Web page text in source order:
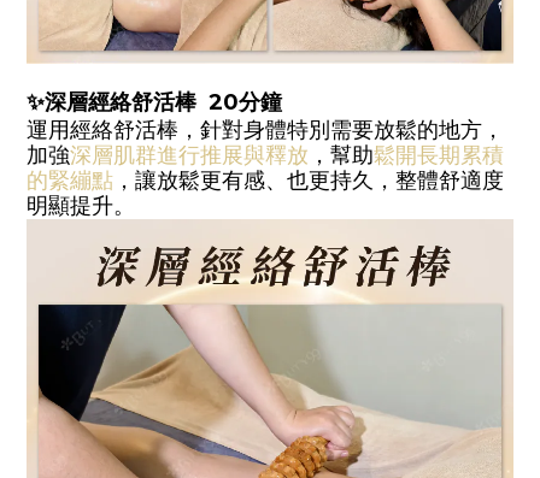
✨深層經絡舒活棒 20分鐘
運用經絡舒活棒，針對身體特別需要放鬆的地方，
加強深層肌群進行推展與釋放 ，幫助鬆開長期累積
的緊繃點 ，讓放鬆更有感、也更持久，整體舒適度
明顯提升。